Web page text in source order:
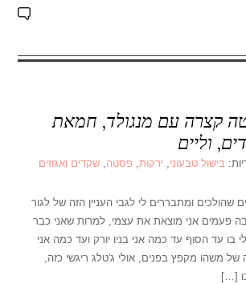
קצרה עם מנגולד, חמאת
וליים
בישול טבעוני,ירקות,פסטה,שקדים ואגוזים
ומתבררים לי לגבי העניין הזה של לגור
פעמים אני מוצאת את עצמי, למרות שאני כבר
בו עד הסוף עד כמה אני בניו יורק ועד כמה אני
משהו מקפץ בפנים, אולי ג'טלג ריגשי כזה,
[…]